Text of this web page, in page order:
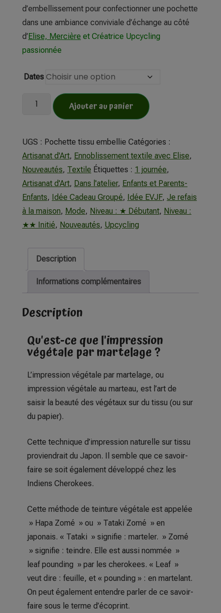
d’embellissement pour confectionner une pochette
dans une ambiance conviviale d’échange au côté
d’Elise, Mercière et Créatrice Upcycling
passionnée
Dates
Ajouter au panier
UGS : Pochette tissu embellie Catégories :
Artisanat d'Art, Ennoblissement textile avec Elise,
Nouveautés, Textile Étiquettes : 1 journée,
Artisanat d'Art, Dans l'atelier, Enfants et Parents-
Enfants, Idée Cadeau Groupé, Idée EVJF, Je refais
à la maison, Mode, Niveau : ★ Débutant, Niveau :
★★ Initié, Nouveautés, Upcycling
Description
Informations complémentaires
Description
Qu'est-ce que l'impression
végétale par martelage ?
L’impression végétale par martelage, ou
impression végétale au marteau, est l’art de
saisir la beauté des végétaux sur du tissu (ou sur
du papier).
Cette technique d’impression naturelle sur tissu
proviendrait du Japon. Il semble que ce savoir-
faire se soit également développé chez les
Indiens Cherokees.
Cette méthode de teinture végétale est appelée
» Hapa Zomé » ou » Tataki Zomé » en
japonais. « Tataki » signifie : marteler. » Zomé
» signifie : teindre. Elle est aussi nommée »
leaf pounding » par les cherokees. « Leaf »
veut dire : feuille, et « pounding » : en martelant.
On peut également entendre parler de ce savoir-
faire sous le terme d’écoprint.